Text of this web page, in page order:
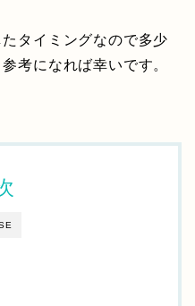
タイミングなので多少
考になれば幸いです。